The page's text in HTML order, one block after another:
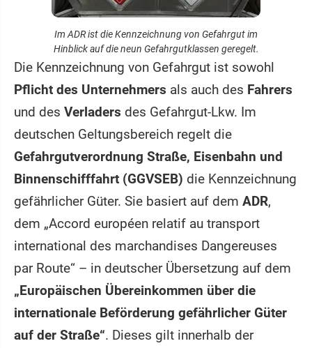
Im ADR ist die Kennzeichnung von Gefahrgut im
Hinblick auf die neun Gefahrgutklassen geregelt.
Die Kennzeichnung von Gefahrgut ist sowohl
Pflicht des Unternehmers als auch des Fahrers
und des Verladers des Gefahrgut-Lkw. Im
deutschen Geltungsbereich regelt die
Gefahrgutverordnung Straße, Eisenbahn und
Binnenschifffahrt (GGVSEB) die Kennzeichnung
gefährlicher Güter. Sie basiert auf dem ADR,
dem „Accord européen relatif au transport
international des marchandises Dangereuses
par Route“ – in deutscher Übersetzung auf dem
„Europäischen Übereinkommen über die
internationale Beförderung gefährlicher Güter
auf der Straße“. Dieses gilt innerhalb der